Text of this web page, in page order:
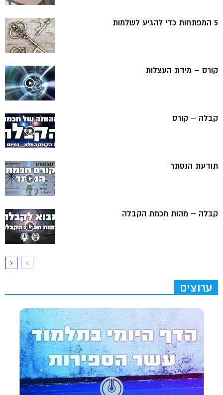
5 המפתחות כדי להגיע לשלמות
קורס – מידת העצלות
קבלה – קורס
תודעת הנסתר
קבלה – מהות חכמת הקבלה
ערוצים